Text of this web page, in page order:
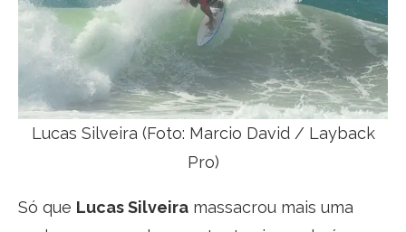
Lucas Silveira (Foto: Marcio David / Layback
Pro)
Só que Lucas Silveira massacrou mais uma